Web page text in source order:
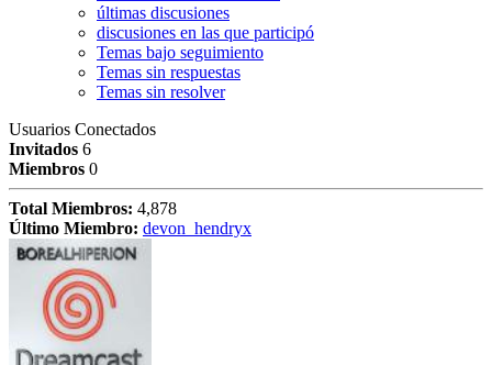
últimas discusiones
discusiones en las que participó
Temas bajo seguimiento
Temas sin respuestas
Temas sin resolver
Usuarios Conectados
Invitados 6
Miembros 0
Total Miembros: 4,878
Último Miembro: devon_hendryx